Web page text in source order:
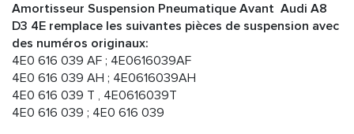
Amortisseur Suspension Pneumatique Avant Audi A8
D3 4E remplace les suivantes pièces de suspension avec
des numéros originaux:
4E0 616 039 AF ; 4E0616039AF
4E0 616 039 AH ; 4E0616039AH
4E0 616 039 T , 4E0616039T
4E0 616 039 ; 4E0 616 039